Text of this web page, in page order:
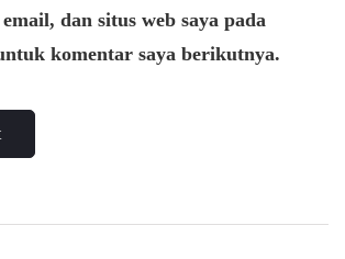
dan situs web saya pada
komentar saya berikutnya.